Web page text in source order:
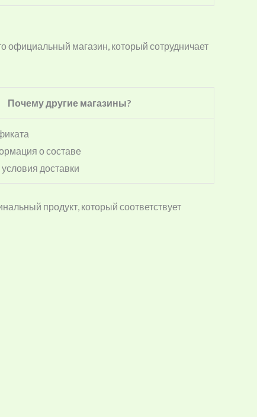
официальный магазин, который сотрудничает
Почему другие магазины?
о составе
доставки
продукт, который соответствует